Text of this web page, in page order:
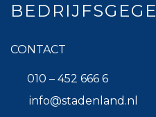
CONTACT
010 – 452 666 6
info@stadenland.nl